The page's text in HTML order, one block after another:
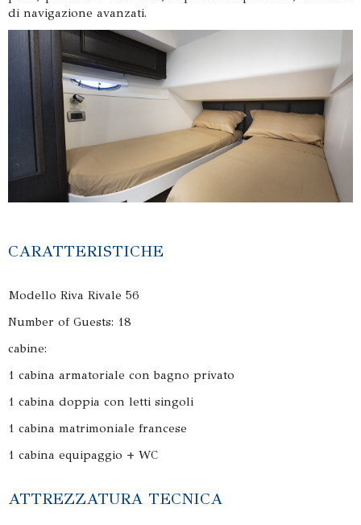
di navigazione avanzati.
CARATTERISTICHE
Modello Riva Rivale 56
Number of Guests: 18
cabine:
1 cabina armatoriale con bagno privato
1 cabina doppia con letti singoli
1 cabina matrimoniale francese
1 cabina equipaggio + WC
ATTREZZATURA TECNICA